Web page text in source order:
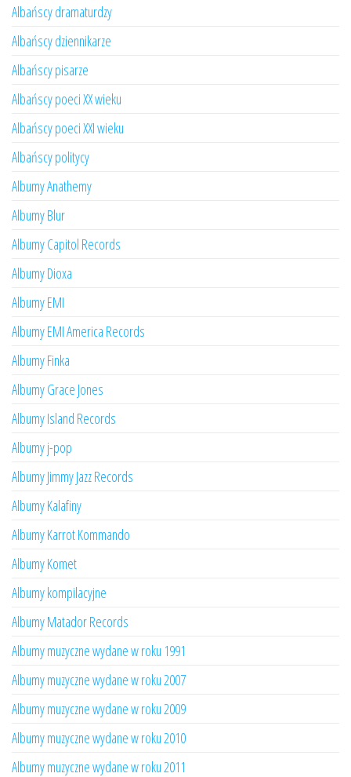
Albańscy dramaturdzy
Albańscy dziennikarze
Albańscy pisarze
Albańscy poeci XX wieku
Albańscy poeci XXI wieku
Albańscy politycy
Albumy Anathemy
Albumy Blur
Albumy Capitol Records
Albumy Dioxa
Albumy EMI
Albumy EMI America Records
Albumy Finka
Albumy Grace Jones
Albumy Island Records
Albumy j-pop
Albumy Jimmy Jazz Records
Albumy Kalafiny
Albumy Karrot Kommando
Albumy Komet
Albumy kompilacyjne
Albumy Matador Records
Albumy muzyczne wydane w roku 1991
Albumy muzyczne wydane w roku 2007
Albumy muzyczne wydane w roku 2009
Albumy muzyczne wydane w roku 2010
Albumy muzyczne wydane w roku 2011